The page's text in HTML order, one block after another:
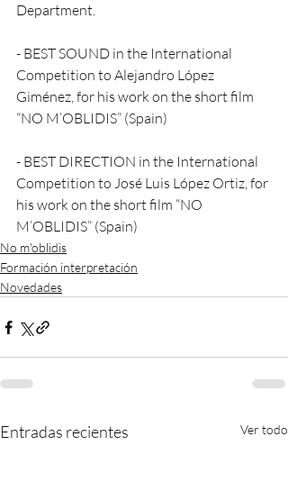
Department.
- BEST SOUND in the International
Competition to Alejandro López
Giménez, for his work on the short film
“NO M’OBLIDIS” (Spain)
- BEST DIRECTION in the International
Competition to José Luis López Ortiz, for
his work on the short film “NO
M’OBLIDIS” (Spain)
No m'oblidis
Formación interpretación
Novedades
Entradas recientes Ver todo